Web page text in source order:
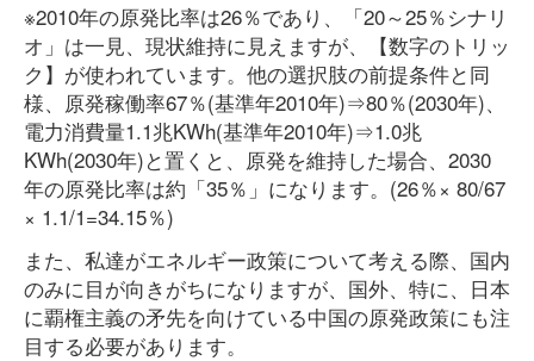
※2010年の原発比率は26％であり、「20～25％シナリ
オ」は一見、現状維持に見えますが、【数字のトリッ
ク】が使われています。他の選択肢の前提条件と同
様、原発稼働率67％(基準年2010年)⇒80％(2030年)、
電力消費量1.1兆KWh(基準年2010年)⇒1.0兆
KWh(2030年)と置くと、原発を維持した場合、2030
年の原発比率は約「35％」になります。(26％× 80/67
× 1.1/1=34.15％)
また、私達がエネルギー政策について考える際、国内
のみに目が向きがちになりますが、国外、特に、日本
に覇権主義の矛先を向けている中国の原発政策にも注
目する必要があります。